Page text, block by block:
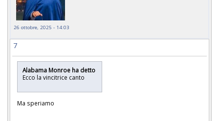
26 ottobre, 2025 - 14:03
7
Alabama Monroe ha detto
Ecco la vincitrice canto
Ma speriamo